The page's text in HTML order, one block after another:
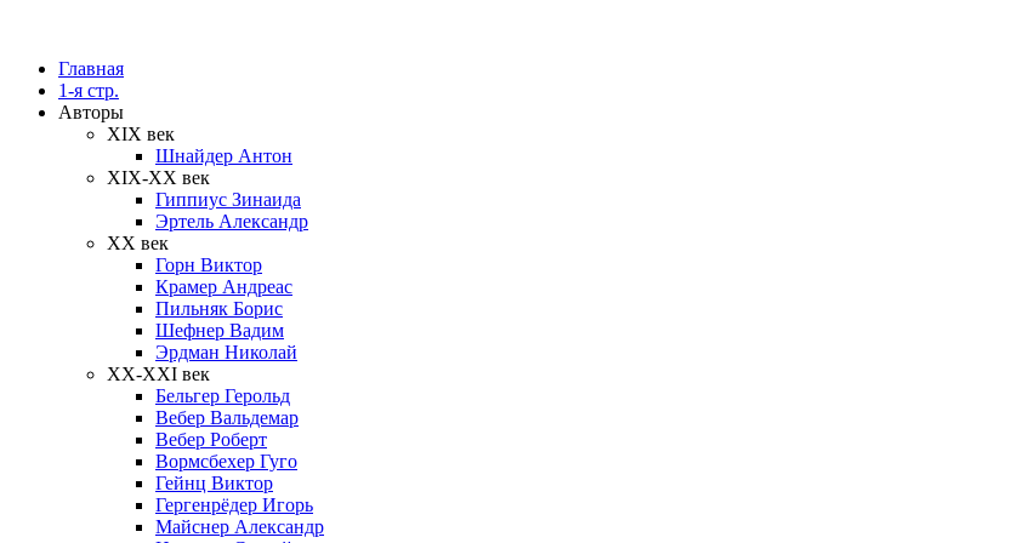
Главная
1-я стр.
Авторы
XIX век
Шнайдер Антон
XIX-XX век
Гиппиус Зинаида
Эртель Александр
XX век
Горн Виктор
Крамер Андреас
Пильняк Борис
Шефнер Вадим
Эрдман Николай
ХХ-XXI век
Бельгер Герольд
Вебер Вальдемар
Вебер Роберт
Вормсбехер Гуго
Гейнц Виктор
Гергенрёдер Игорь
Майснер Александр